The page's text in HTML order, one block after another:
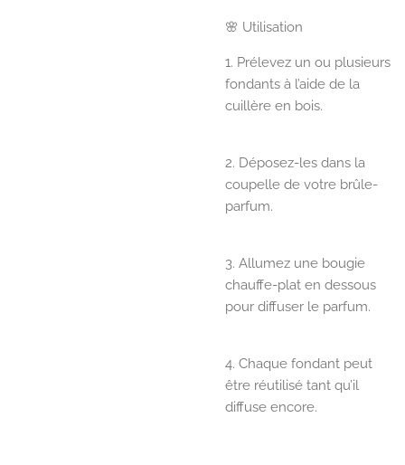
🌸 Utilisation
1. Prélevez un ou plusieurs
fondants à l’aide de la
cuillère en bois.
2. Déposez-les dans la
coupelle de votre brûle-
parfum.
3. Allumez une bougie
chauffe-plat en dessous
pour diffuser le parfum.
4. Chaque fondant peut
être réutilisé tant qu’il
diffuse encore.